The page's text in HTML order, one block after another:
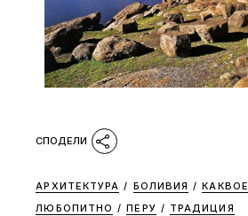
АРХИТЕКТУРА / БОЛИВИЯ / КАКВОЕ
ЛЮБОПИТНО / ПЕРУ / ТРАДИЦИЯ